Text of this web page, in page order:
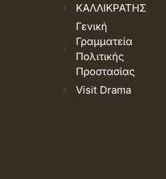
ΚΑΛΛΙΚΡΑΤΗΣ
Γενική
Γραμματεία
Πολιτικής
Προστασίας
Visit Drama